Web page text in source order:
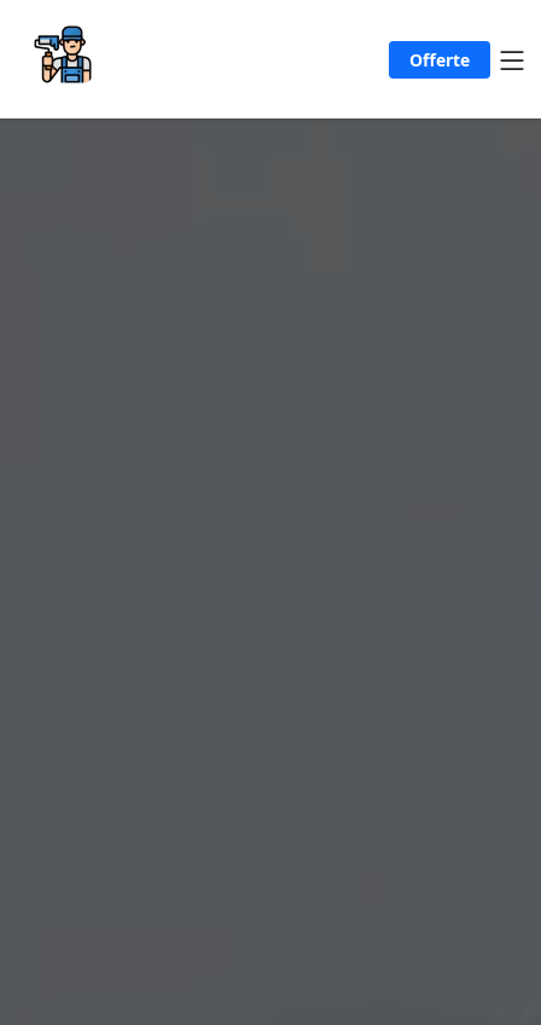
Offerte